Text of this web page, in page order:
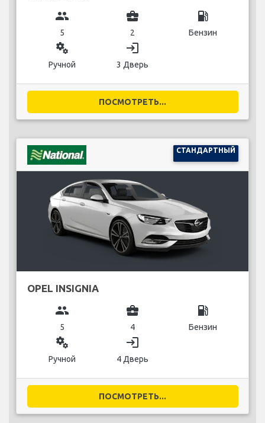
group
5
business_center
2
local_gas_station
Бензин
miscellaneous_services
Ручной
login
3 Дверь
ПОСМОТРЕТЬ...
СТАНДАРТНЫЙ
OPEL INSIGNIA
group
5
business_center
4
local_gas_station
Бензин
miscellaneous_services
Ручной
login
4 Дверь
ПОСМОТРЕТЬ...